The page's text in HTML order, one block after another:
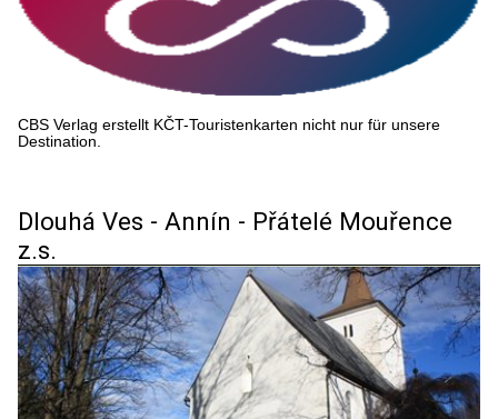
CBS Verlag erstellt KČT-Touristenkarten nicht nur für unsere
Destination.
Dlouhá Ves - Annín - Přátelé Mouřence
z.s.